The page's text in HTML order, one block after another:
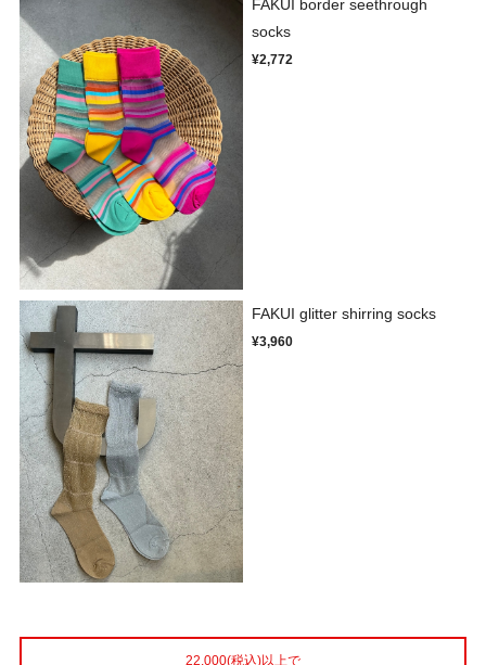
FAKUI border seethrough
socks
¥2,772
FAKUI glitter shirring socks
¥3,960
22,000(税込)以上で